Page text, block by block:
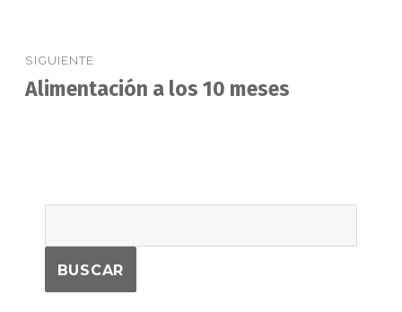
SIGUIENTE
Entrada
Alimentación a los 10 meses